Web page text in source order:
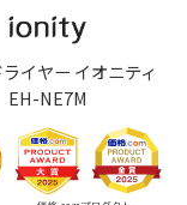
イヤー イオニティ
EH-NE7M